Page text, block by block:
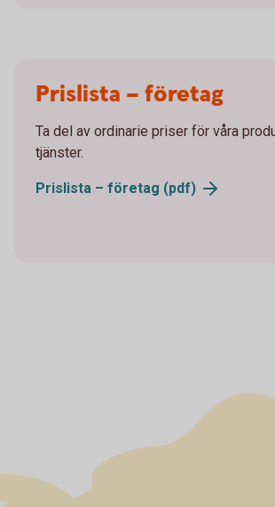
Prislista – företag
Ta del av ordinarie priser för våra
tjänster.
Prislista – företag (pdf)